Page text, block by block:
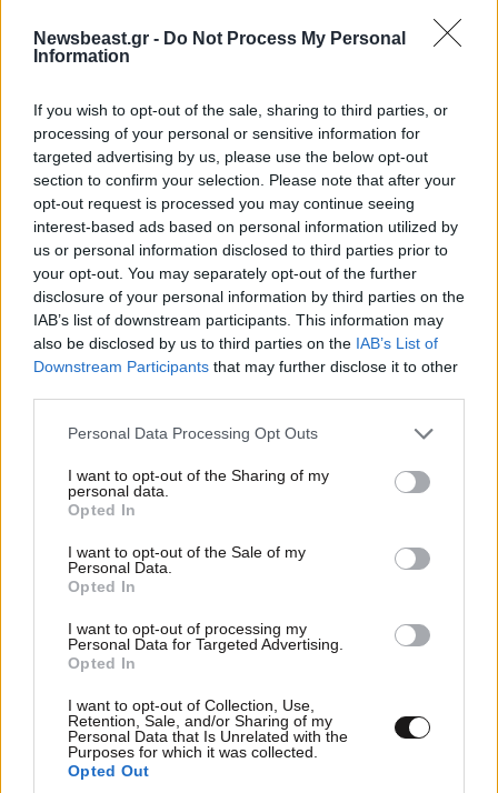
Newsbeast.gr - Do Not Process My Personal
Information
If you wish to opt-out of the sale, sharing to third parties, or
processing of your personal or sensitive information for
targeted advertising by us, please use the below opt-out
section to confirm your selection. Please note that after your
opt-out request is processed you may continue seeing
interest-based ads based on personal information utilized by
us or personal information disclosed to third parties prior to
your opt-out. You may separately opt-out of the further
disclosure of your personal information by third parties on the
IAB’s list of downstream participants. This information may
also be disclosed by us to third parties on the IAB’s List of
Downstream Participants that may further disclose it to other
Please note that this website/app uses one or more Google
not limited to your visit or usage behaviour. You may click to
grant or deny consent to Google and its third-party tags to
use your data for below specified purposes in below Google
consent section.
Personal Data Processing Opt Outs
I want to opt-out of the Sharing of my
personal data.
Opted In
I want to opt-out of the Sale of my
Personal Data.
Opted In
I want to opt-out of processing my
Personal Data for Targeted Advertising.
Opted In
I want to opt-out of Collection, Use,
Retention, Sale, and/or Sharing of my
Personal Data that Is Unrelated with the
Purposes for which it was collected.
Opted Out
Πολλά τα ερωτήματα για τον θάνατο του
4χρονου στην Πάρο – «Ο παιδικός πνιγμός
είναι πάντα σιωπηλός»
Ακολουθήστε το NEWSBEAST στο Google News